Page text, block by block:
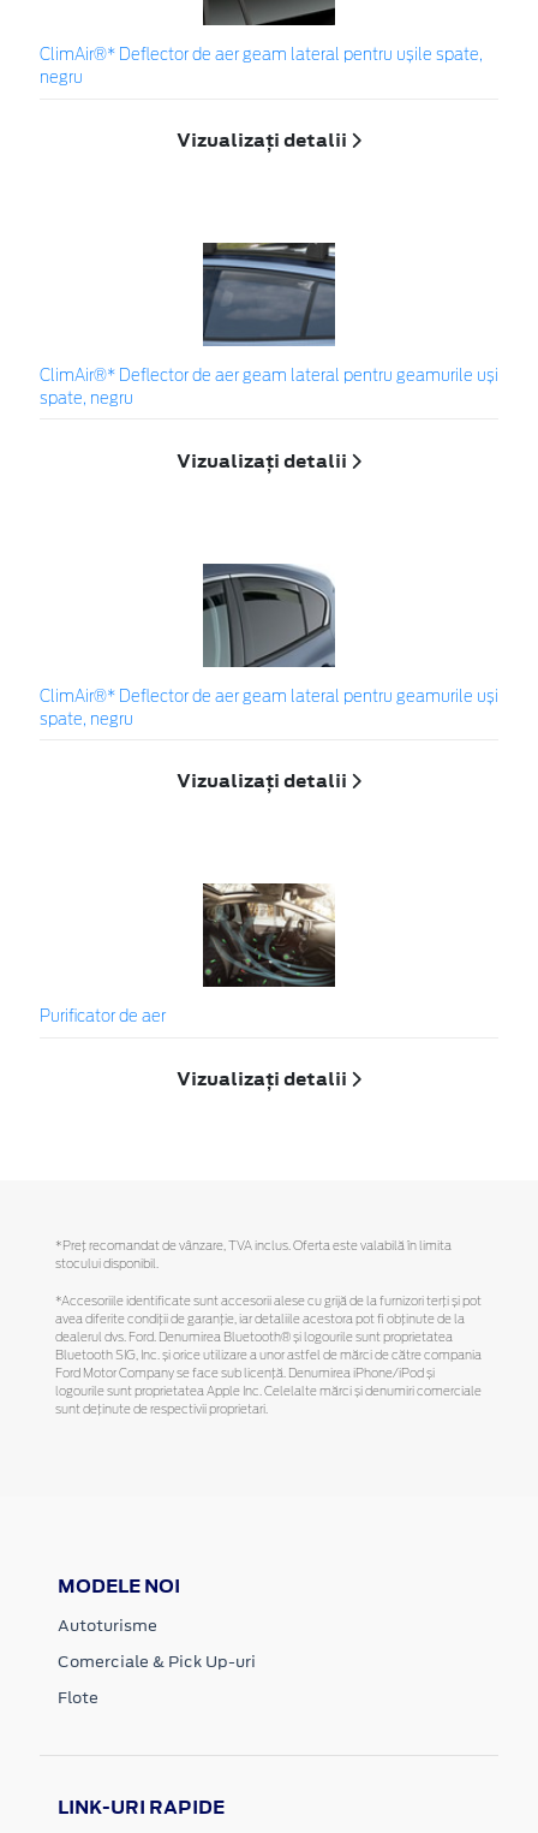
ClimAir®* Deflector de aer geam lateral pentru ușile spate,
negru
Vizualizați detalii
ClimAir®* Deflector de aer geam lateral pentru geamurile uși
spate, negru
Vizualizați detalii
ClimAir®* Deflector de aer geam lateral pentru geamurile uși
spate, negru
Vizualizați detalii
Purificator de aer
Vizualizați detalii
*Preţ recomandat de vânzare, TVA inclus. Oferta este valabilă în limita
stocului disponibil.
*Accesoriile identificate sunt accesorii alese cu grijă de la furnizori terți și pot
avea diferite condiții de garanție, iar detaliile acestora pot fi obținute de la
dealerul dvs. Ford. Denumirea Bluetooth® și logourile sunt proprietatea
Bluetooth SIG, Inc. și orice utilizare a unor astfel de mărci de către compania
Ford Motor Company se face sub licență. Denumirea iPhone/iPod și
logourile sunt proprietatea Apple Inc. Celelalte mărci și denumiri comerciale
sunt deținute de respectivii proprietari.
MODELE NOI
Autoturisme
Comerciale & Pick Up-uri
Flote
LINK-URI RAPIDE